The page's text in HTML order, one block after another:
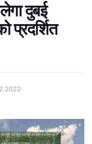
दुबई
प्रदर्शित